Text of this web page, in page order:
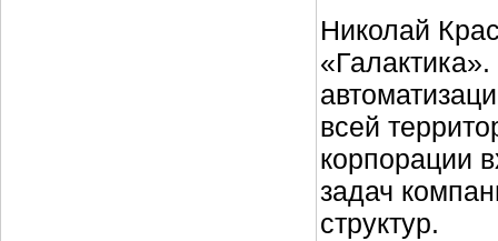
Николай
всей
корпорации
задач
структур.